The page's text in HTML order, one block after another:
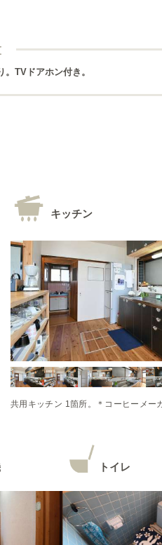
。TVドアホン付き。
キッチン
共用キッチン 1箇所。＊コーヒーメー
トイレ